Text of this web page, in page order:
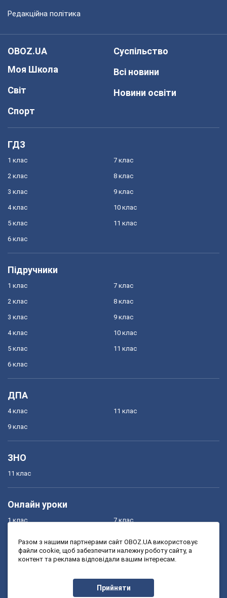
Редакційна політика
OBOZ.UA
Моя Школа
Світ
Спорт
Суспільство
Всі новини
Новини освіти
ГДЗ
1 клас
2 клас
3 клас
4 клас
5 клас
6 клас
7 клас
8 клас
9 клас
10 клас
11 клас
Підручники
1 клас
2 клас
3 клас
4 клас
5 клас
6 клас
7 клас
8 клас
9 клас
10 клас
11 клас
ДПА
4 клас
9 клас
11 клас
ЗНО
11 клас
Онлайн уроки
1 клас
3 клас
7 клас
9 клас
Разом з нашими партнерами сайт OBOZ.UA використовує
файли cookie, щоб забезпечити належну роботу сайту, а
контент та реклама відповідали вашим інтересам.
Прийняти